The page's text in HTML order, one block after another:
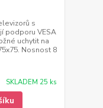
s
podporu VESA
uchytit na
Nosnost 8
SKLADEM 25 ks